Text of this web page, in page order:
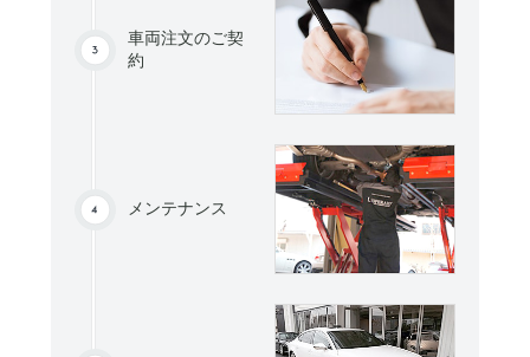
車両注文のご契
約
メンテナンス